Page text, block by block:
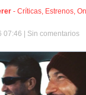
- Críticas, Estrenos,
07:46 | Sin comentarios